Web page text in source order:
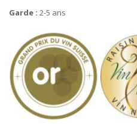
Garde : 2-5 ans